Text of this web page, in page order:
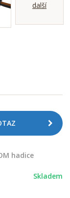
další
hadice
Skladem